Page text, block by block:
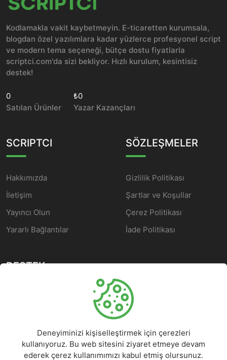
Kodlamakla vakit kaybetmeyin. E-ticaretten kurumsala,
blogdan özel yazılımlara kadar yüzlerce profesyonel script
ve modern tema seçeneği, bütçe dostu fiyatlarla
scriptci.com'da sizi bekliyor. Hızlı kurulum, kesintisiz
destek!
0
Satılan Ürünler
₺0
Yazar Kazançları
SCRIPTCI
Hakkımızda
İletişim
Yayıncı Olun
Yararlı Bağlantılar
SÖZLEŞMELER
Gizlilik Politikası
Şartlar ve Koşullar
Çerez Politikası
İade Politikası
DESTEK
Sorun Rapor Edin
Deneyiminizi kişiselleştirmek için çerezleri
kullanıyoruz. Bu web sitesini ziyaret etmeye devam
ederek çerez kullanımımızı kabul etmiş olursunuz.